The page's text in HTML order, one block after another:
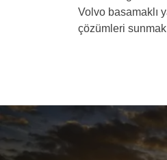
Volvo basamaklı
çözümleri